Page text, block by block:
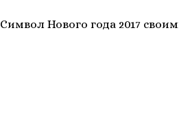
Символ Нового года 2017